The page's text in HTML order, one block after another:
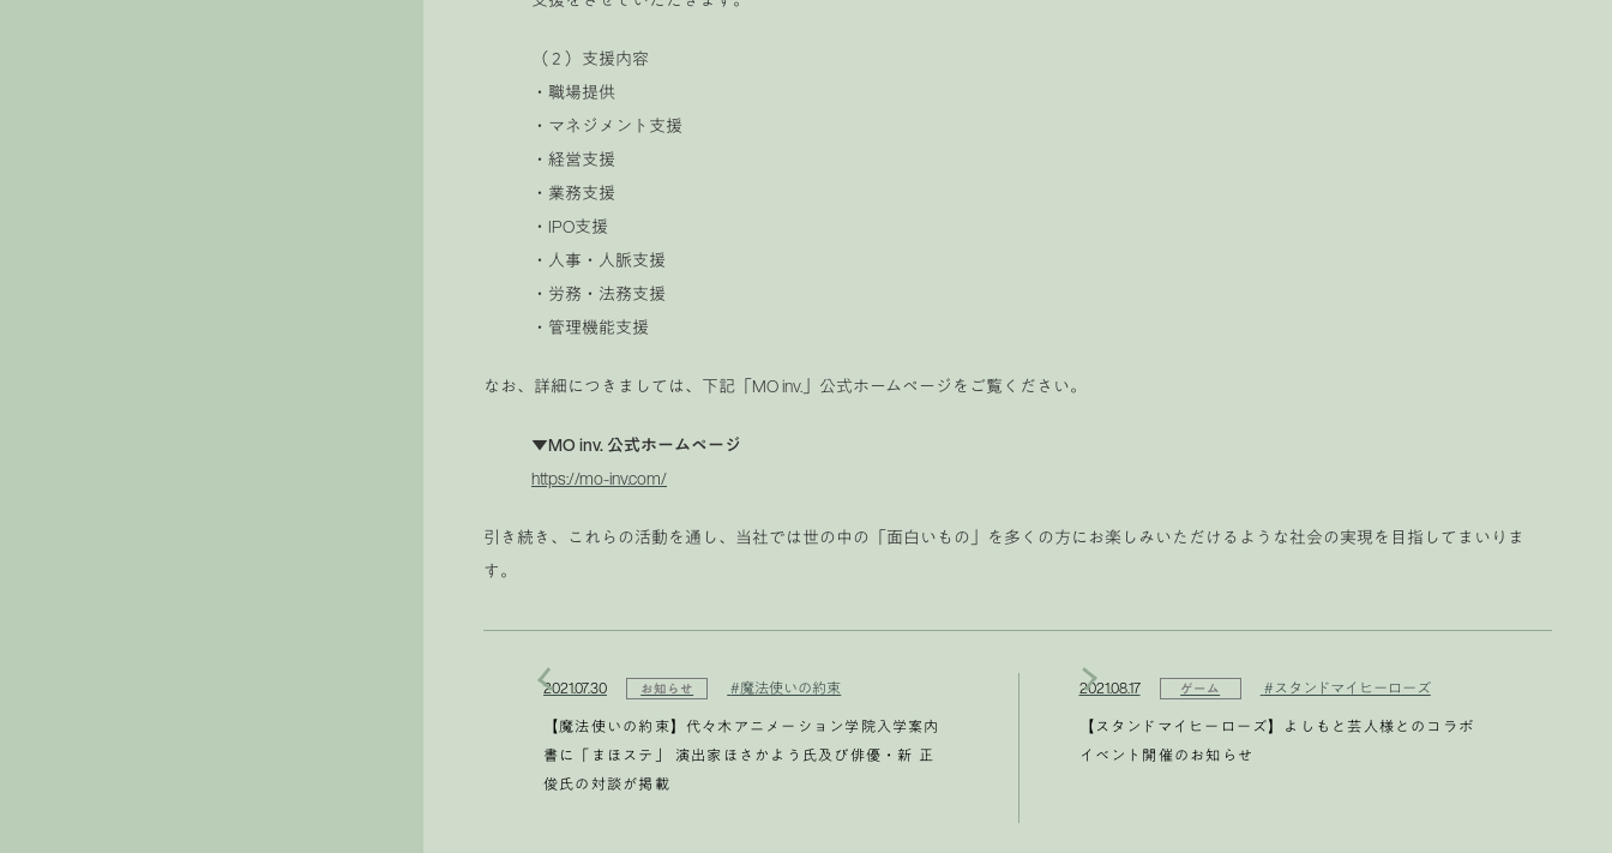
（２）支援内容
・職場提供
・マネジメント支援
・経営支援
・業務支援
・IPO支援
・人事・人脈支援
・労務・法務支援
・管理機能支援
なお、詳細につきましては、下記「MO inv.」公式ホームページをご覧ください。
▼MO inv. 公式ホームページ
https://mo-inv.com/
引き続き、これらの活動を通し、当社では世の中の「面白いもの」を多くの方にお楽しみいただけるような社会の実現を目指してまいりま
す。
2021.07.30 お知らせ
#魔法使いの約束
【魔法使いの約束】代々木アニメーション学院入学案内
書に「まほステ」 演出家ほさかよう氏及び俳優・新 正
俊氏の対談が掲載
2021.08.17 ゲーム
#スタンドマイヒーローズ
【スタンドマイヒーローズ】よしもと芸人様とのコラボ
イベント開催のお知らせ